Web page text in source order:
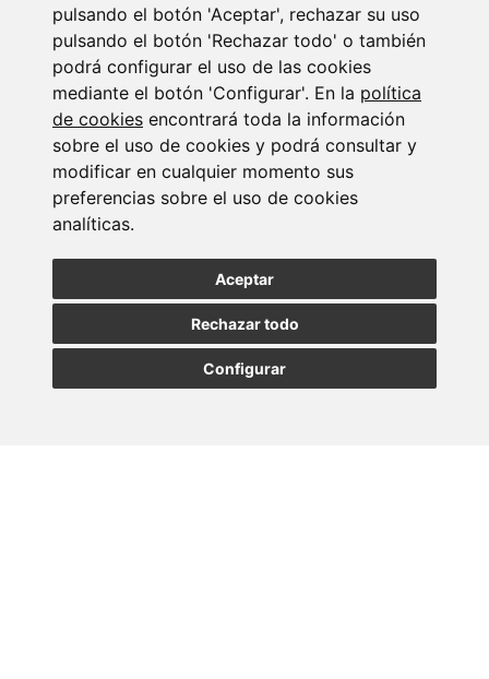
pulsando el botón 'Aceptar', rechazar su uso
pulsando el botón 'Rechazar todo' o también
podrá configurar el uso de las cookies
mediante el botón 'Configurar'. En la política
de cookies encontrará toda la información
sobre el uso de cookies y podrá consultar y
modificar en cualquier momento sus
preferencias sobre el uso de cookies
analíticas.
Aceptar
Rechazar todo
Configurar
Suscribirse a la
newsletter
Entérate de nuestras últimas noticias
SUSCRIBIRSE